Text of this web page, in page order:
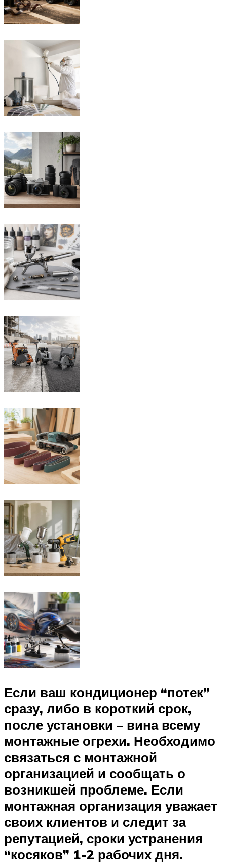
Если ваш кондиционер “потек”
сразу, либо в короткий срок,
после установки – вина всему
монтажные огрехи. Необходимо
связаться с монтажной
организацией и сообщать о
возникшей проблеме. Если
монтажная организация уважает
своих клиентов и следит за
репутацией, сроки устранения
“косяков” 1-2 рабочих дня.